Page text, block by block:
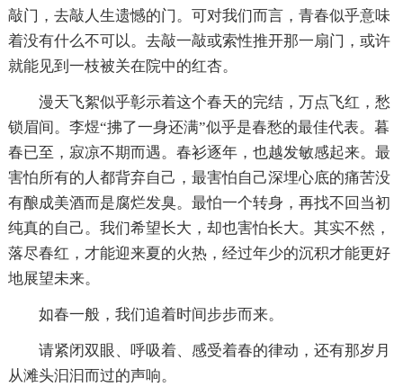
敲门，去敲人生遗憾的门。可对我们而言，青春似乎意味
着没有什么不可以。去敲一敲或索性推开那一扇门，或许
就能见到一枝被关在院中的红杏。
漫天飞絮似乎彰示着这个春天的完结，万点飞红，愁
锁眉间。李煜“拂了一身还满”似乎是春愁的最佳代表。暮
春已至，寂凉不期而遇。春衫逐年，也越发敏感起来。最
害怕所有的人都背弃自己，最害怕自己深埋心底的痛苦没
有酿成美酒而是腐烂发臭。最怕一个转身，再找不回当初
纯真的自己。我们希望长大，却也害怕长大。其实不然，
落尽春红，才能迎来夏的火热，经过年少的沉积才能更好
地展望未来。
如春一般，我们追着时间步步而来。
请紧闭双眼、呼吸着、感受着春的律动，还有那岁月
从滩头汩汩而过的声响。